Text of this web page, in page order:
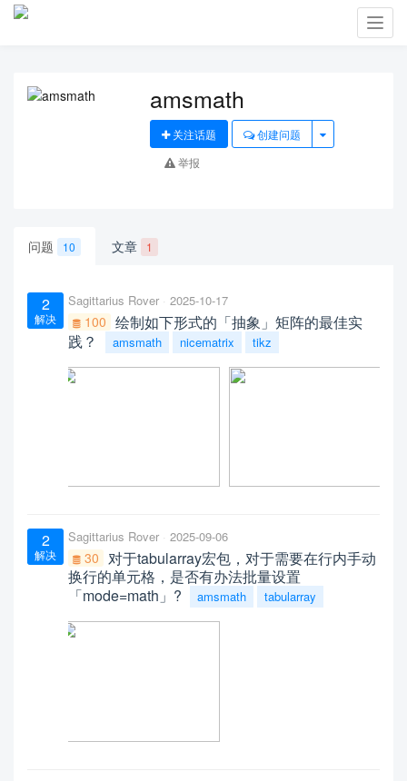
amsmath
关注话题
创建问题
举报
问题 10 文章 1
2
解决
Sagittarius Rover 2025-10-17
100 绘制如下形式的「抽象」矩阵的最佳实
践？
amsmath nicematrix tikz
2
解决
Sagittarius Rover 2025-09-06
30 对于tabularray宏包，对于需要在行内手动
换行的单元格，是否有办法批量设置
「mode=math」?
amsmath tabularray